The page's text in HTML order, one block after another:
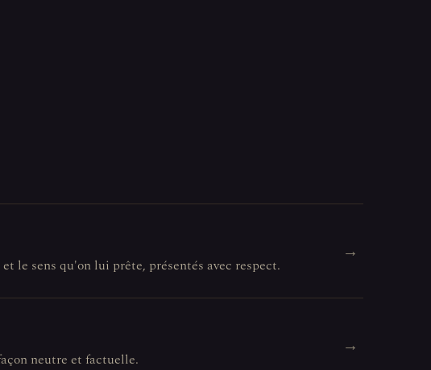
le sens qu'on lui prête, présentés avec respect.
→
neutre et factuelle.
→